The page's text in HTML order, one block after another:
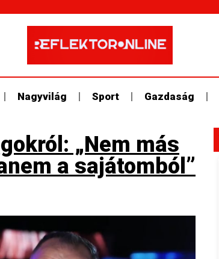
Nagyvilág Sport Gazdaság
„Nem más
a sajátomból”